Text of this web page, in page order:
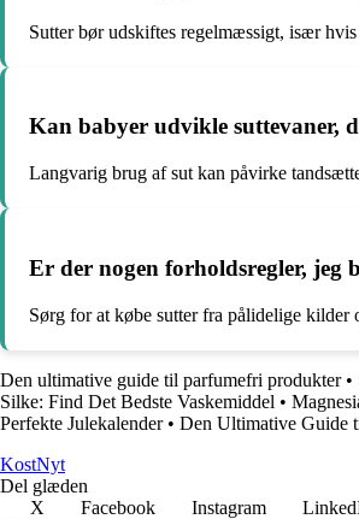
Sutter bør udskiftes regelmæssigt, især
Kan babyer udvikle suttevaner,
Langvarig brug af sut kan påvirke
Er der nogen forholdsregler, jeg
Sørg for at købe sutter fra pålidelige kilder
Den ultimative guide til parfumefri produkter•
Silke: Find Det Bedste Vaskemiddel •
Perfekte Julekalender• Den Ultimative Guide
KostNyt
Del glæden
X
Facebook Instagram